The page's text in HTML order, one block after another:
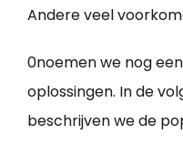
Andere veel
0noemen we nog
oplossingen. In de
beschrijven we de